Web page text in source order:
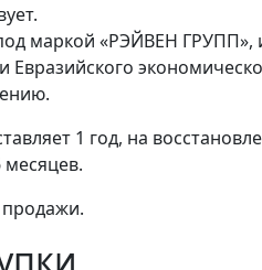
маркой «РЭЙВЕН ГРУПП»,
Евразийского
1 год, на
месяцев.
продажи.